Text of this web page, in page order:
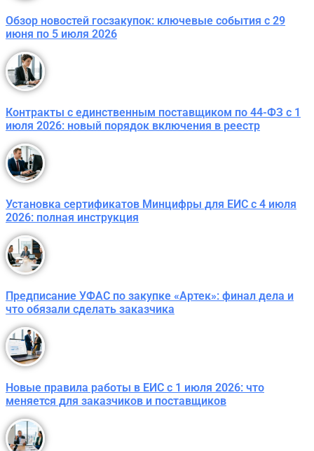
Обзор новостей госзакупок: ключевые события с 29
июня по 5 июля 2026
Контракты с единственным поставщиком по 44-ФЗ с 1
июля 2026: новый порядок включения в реестр
Установка сертификатов Минцифры для ЕИС с 4 июля
2026: полная инструкция
Предписание УФАС по закупке «Артек»: финал дела и
что обязали сделать заказчика
Новые правила работы в ЕИС с 1 июля 2026: что
меняется для заказчиков и поставщиков